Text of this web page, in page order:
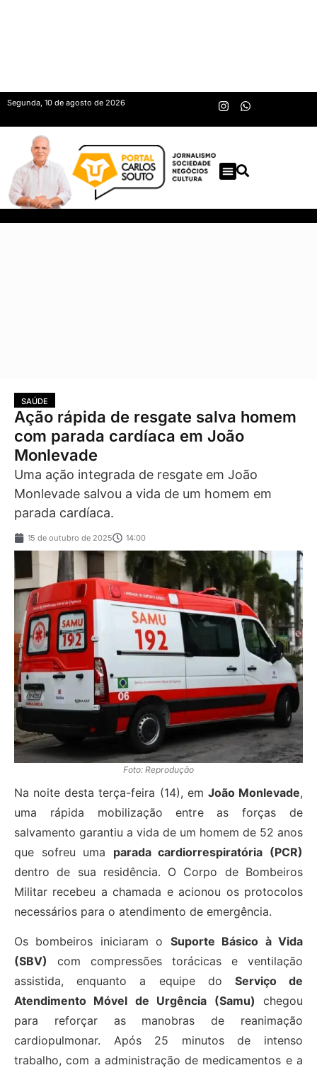
Segunda, 10 de agosto de 2026
SAÚDE
Ação rápida de resgate salva homem
com parada cardíaca em João
Monlevade
Uma ação integrada de resgate em João
Monlevade salvou a vida de um homem em
parada cardíaca.
15 de outubro de 2025 14:00
Foto: Reprodução
Na noite desta terça-feira (14), em João Monlevade,
uma rápida mobilização entre as forças de
salvamento garantiu a vida de um homem de 52 anos
que sofreu uma parada cardiorrespiratória (PCR)
dentro de sua residência. O Corpo de Bombeiros
Militar recebeu a chamada e acionou os protocolos
necessários para o atendimento de emergência.
Os bombeiros iniciaram o Suporte Básico à Vida
(SBV) com compressões torácicas e ventilação
assistida, enquanto a equipe do Serviço de
Atendimento Móvel de Urgência (Samu) chegou
para reforçar as manobras de reanimação
cardiopulmonar. Após 25 minutos de intenso
trabalho, com a administração de medicamentos e a